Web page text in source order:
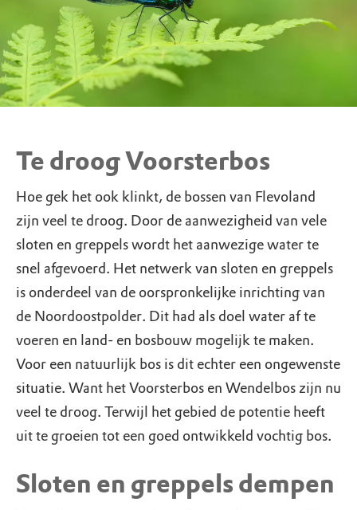
Te droog Voorsterbos
Hoe gek het ook klinkt, de bossen van Flevoland
zijn veel te droog. Door de aanwezigheid van vele
sloten en greppels wordt het aanwezige water te
snel afgevoerd. Het netwerk van sloten en greppels
is onderdeel van de oorspronkelijke inrichting van
de Noordoostpolder. Dit had als doel water af te
voeren en land- en bosbouw mogelijk te maken.
Voor een natuurlijk bos is dit echter een ongewenste
situatie. Want het Voorsterbos en Wendelbos zijn nu
veel te droog. Terwijl het gebied de potentie heeft
uit te groeien tot een goed ontwikkeld vochtig bos.
Sloten en greppels dempen